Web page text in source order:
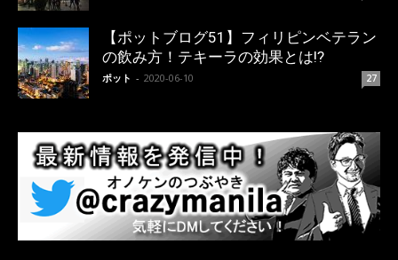
【ポットブログ51】フィリピンベテラン
の飲み方！テキーラの効果とは!?
ポット - 2020-06-10 27